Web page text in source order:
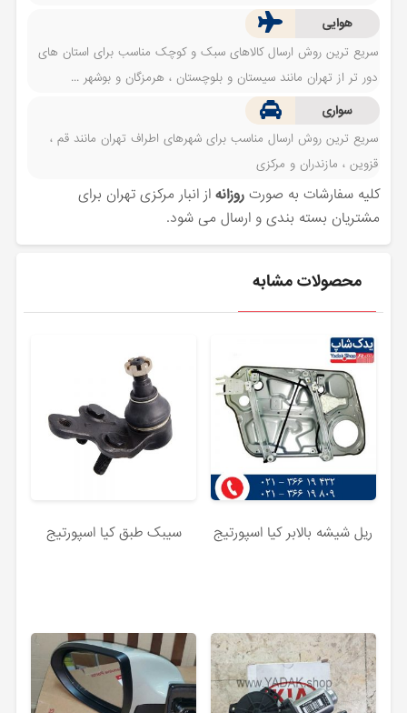
هوایی
سریع ترین روش ارسال کالاهای سبک و کوچک مناسب برای استان های
دور تر از تهران مانند سیستان و بلوچستان ، هرمزگان و بوشهر ...
سواری
سریع ترین روش ارسال مناسب برای شهرهای اطراف تهران مانند قم ،
قزوین ، مازندران و مرکزی
کلیه سفارشات به صورتروزانه از انبار مرکزی تهران برای
مشتریان بسته بندی و ارسال می شود.
محصولات مشابه
ریل شیشه بالابر کیا اسپورتیج سیبک طبق کیا اسپورتیج